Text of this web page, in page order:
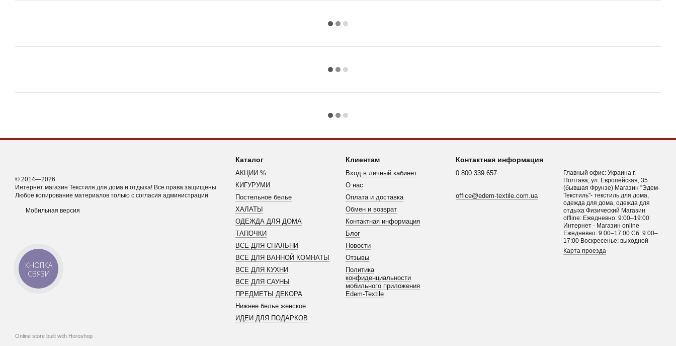
© 2014—2026
Интернет магазин Текстиля для дома и отдыха! Все права защищены.
Любое копирование материалов только с согласия администрации
Мобильная версия
Online store built with Horoshop
Каталог
АКЦИИ %
КИГУРУМИ
Постельное белье
ХАЛАТЫ
ОДЕЖДА ДЛЯ ДОМА
ТАПОЧКИ
ВСЕ ДЛЯ СПАЛЬНИ
ВСЕ ДЛЯ ВАННОЙ КОМНАТЫ
ВСЕ ДЛЯ КУХНИ
ВСЕ ДЛЯ САУНЫ
ПРЕДМЕТЫ ДЕКОРА
Нижнее белье женское
ИДЕИ ДЛЯ ПОДАРКОВ
Клиентам
Вход в личный кабинет
О нас
Оплата и доставка
Обмен и возврат
Контактная информация
Блог
Новости
Отзывы
Политика
конфиденциальности
мобильного приложения
Edem-Textile
Контактная информация
0 800 339 657
office@edem-textile.com.ua
Главный офис: Украина г.
Полтава, ул. Европейская, 35
(бывшая Фрунзе) Магазин "Эдем-
Текстиль"- текстиль для дома,
одежда для дома, одежда для
отдыха Физический Магазин
offline: Ежедневно: 9:00–19:00
Интернет - Магазин online
Ежедневно: 9:00–17:00 Сб: 9:00–
17:00 Воскресенье: выходной
Карта проезда
КНОПКА
СВЯЗИ